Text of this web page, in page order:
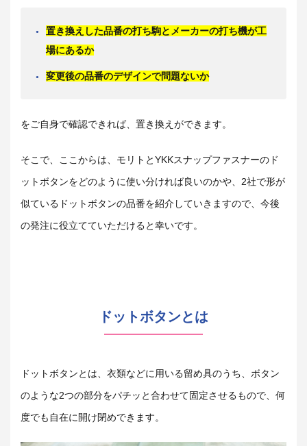
置き換えした品番の打ち駒とメーカーの打ち機が工
場にあるか
変更後の品番のデザインで問題ないか
をご自身で確認できれば、置き換えができます。
そこで、ここからは、モリトとYKKスナップファスナーのド
ットボタンをどのように使い分ければ良いのかや、2社で形が
似ているドットボタンの品番を紹介していきますので、今後
の発注に役立てていただけると幸いです。
ドットボタンとは
ドットボタンとは、衣類などに用いる留め具のうち、ボタン
のような2つの部分をパチッと合わせて固定させるもので、何
度でも自在に開け閉めできます。